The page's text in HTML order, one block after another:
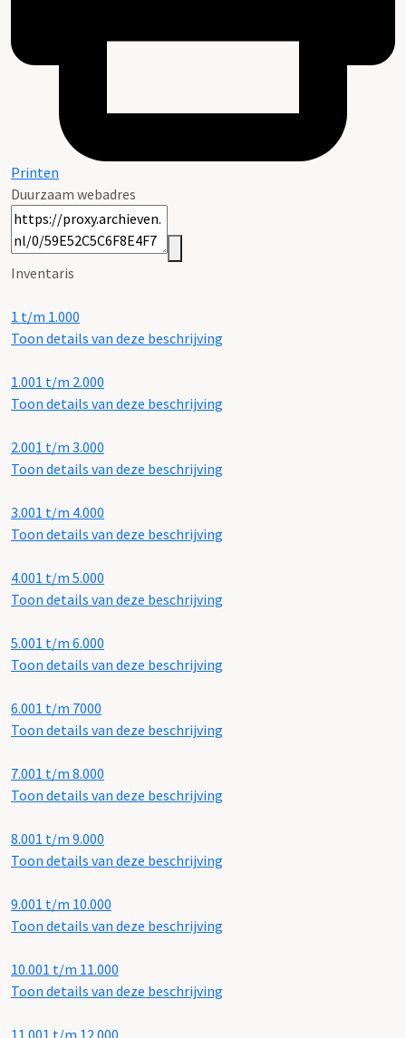
Printen
Duurzaam webadres
Inventaris
1 t/m 1.000
Toon details van deze beschrijving
1.001 t/m 2.000
Toon details van deze beschrijving
2.001 t/m 3.000
Toon details van deze beschrijving
3.001 t/m 4.000
Toon details van deze beschrijving
4.001 t/m 5.000
Toon details van deze beschrijving
5.001 t/m 6.000
Toon details van deze beschrijving
6.001 t/m 7000
Toon details van deze beschrijving
7.001 t/m 8.000
Toon details van deze beschrijving
8.001 t/m 9.000
Toon details van deze beschrijving
9.001 t/m 10.000
Toon details van deze beschrijving
10.001 t/m 11.000
Toon details van deze beschrijving